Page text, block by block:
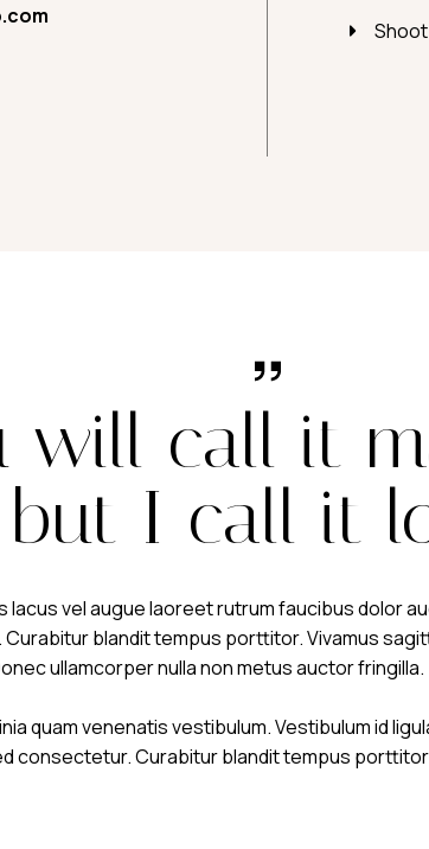
will call it
but I call it
vel augue laoreet rutrum faucibus dolor
blandit tempus porttitor. Vivamus
ullamcorper nulla non metus auctor fringilla.
quam venenatis vestibulum. Vestibulum id
consectetur. Curabitur blandit tempus